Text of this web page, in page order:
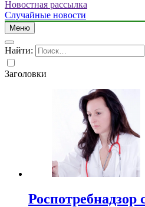
Новостная рассылка
Случайные новости
Меню
Найти:
Заголовки